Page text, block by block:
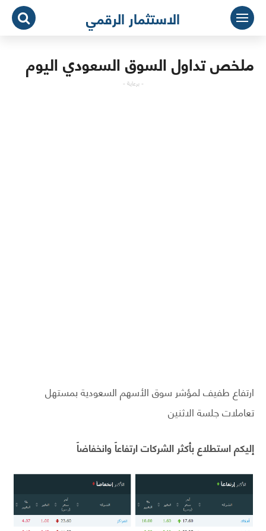
التجاوز
المحتوى
الاستثمار الرقمي
ملخص تداول السوق السعودي اليوم
- برعاية -
ارتفاع طفيف لمؤشر سوق الأسهم السعودية بمستهل
تعاملات جلسة الاثنين
إليكم استطلاع بأكثر الشركات ارتفاعاً وانخفاضاً